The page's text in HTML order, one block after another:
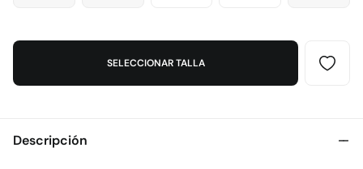
SELECCIONAR TALLA
Descripción